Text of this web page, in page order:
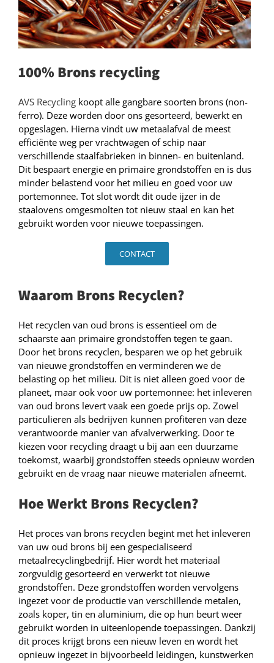
100% Brons recycling
AVS Recycling koopt alle gangbare soorten brons (non-
ferro). Deze worden door ons gesorteerd, bewerkt en
opgeslagen. Hierna vindt uw metaalafval de meest
efficiënte weg per vrachtwagen of schip naar
verschillende staalfabrieken in binnen- en buitenland.
Dit bespaart energie en primaire grondstoffen en is dus
minder belastend voor het milieu en goed voor uw
portemonnee. Tot slot wordt dit oude ijzer in de
staalovens omgesmolten tot nieuw staal en kan het
gebruikt worden voor nieuwe toepassingen.
CONTACT
Waarom Brons Recyclen?
Het recyclen van oud brons is essentieel om de
schaarste aan primaire grondstoffen tegen te gaan.
Door het brons recyclen, besparen we op het gebruik
van nieuwe grondstoffen en verminderen we de
belasting op het milieu. Dit is niet alleen goed voor de
planeet, maar ook voor uw portemonnee: het inleveren
van oud brons levert vaak een goede prijs op. Zowel
particulieren als bedrijven kunnen profiteren van deze
verantwoorde manier van afvalverwerking. Door te
kiezen voor recycling draagt u bij aan een duurzame
toekomst, waarbij grondstoffen steeds opnieuw worden
gebruikt en de vraag naar nieuwe materialen afneemt.
Hoe Werkt Brons Recyclen?
Het proces van brons recyclen begint met het inleveren
van uw oud brons bij een gespecialiseerd
metaalrecyclingbedrijf. Hier wordt het materiaal
zorgvuldig gesorteerd en verwerkt tot nieuwe
grondstoffen. Deze grondstoffen worden vervolgens
ingezet voor de productie van verschillende metalen,
zoals koper, tin en aluminium, die op hun beurt weer
gebruikt worden in uiteenlopende toepassingen. Dankzij
dit proces krijgt brons een nieuw leven en wordt het
opnieuw ingezet in bijvoorbeeld leidingen, kunstwerken